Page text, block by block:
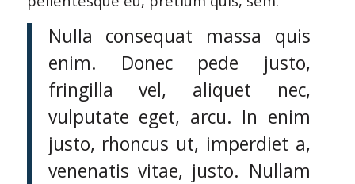
Nulla consequat massa quis
enim. Donec pede justo,
fringilla vel, aliquet nec,
vulputate eget, arcu. In enim
justo, rhoncus ut, imperdiet a,
venenatis vitae, justo. Nullam